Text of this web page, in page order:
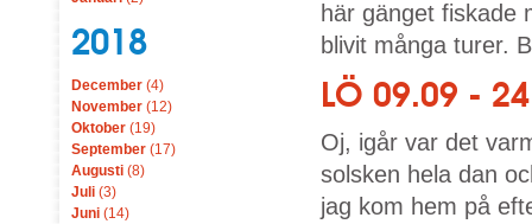
2018
December (4)
November (12)
Oktober (19)
September (17)
Augusti (8)
Juli (3)
Juni (14)
här gänget fiskade
blivit många turer.
LÖ 09.09 -
Oj, igår var det
solsken hela dan
jag kom hem på